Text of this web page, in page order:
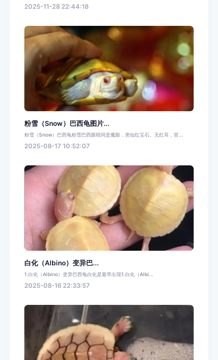
2025-11-28 22:44:18
粉雪（Snow）巴西龟图片...
粉雪（Snow）巴西龟粉雪巴西眼睛同是魔眼，类似红宝石。无红耳，背...
2025-08-17 10:52:07
白化（Albino）变异巴...
1.白化（Albino）变异巴西龟白化是最早出现1.白化（Albi...
2025-08-16 22:33:57